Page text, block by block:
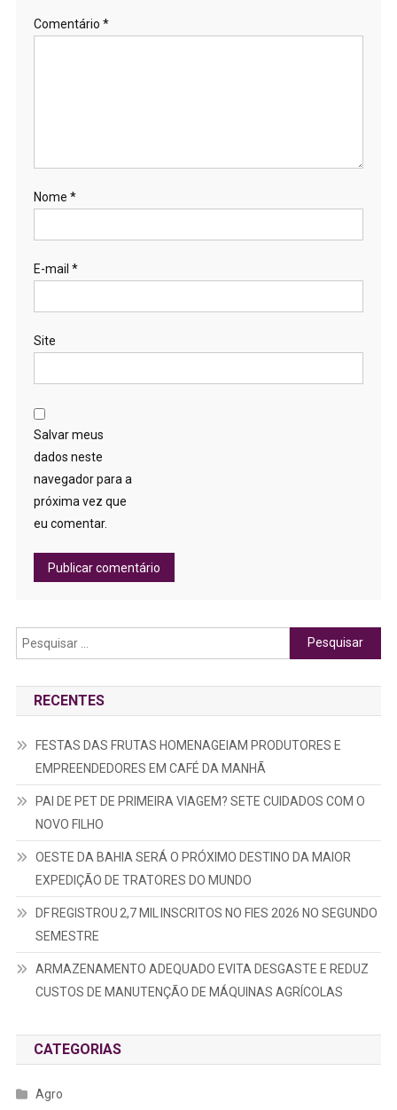
Comentário *
Nome *
E-mail *
Site
Salvar meus
dados neste
navegador para a
próxima vez que
eu comentar.
Pesquisar
por:
RECENTES
FESTAS DAS FRUTAS HOMENAGEIAM PRODUTORES E
EMPREENDEDORES EM CAFÉ DA MANHÃ
PAI DE PET DE PRIMEIRA VIAGEM? SETE CUIDADOS COM O
NOVO FILHO
OESTE DA BAHIA SERÁ O PRÓXIMO DESTINO DA MAIOR
EXPEDIÇÃO DE TRATORES DO MUNDO
DF REGISTROU 2,7 MIL INSCRITOS NO FIES 2026 NO SEGUNDO
SEMESTRE
ARMAZENAMENTO ADEQUADO EVITA DESGASTE E REDUZ
CUSTOS DE MANUTENÇÃO DE MÁQUINAS AGRÍCOLAS
CATEGORIAS
Agro